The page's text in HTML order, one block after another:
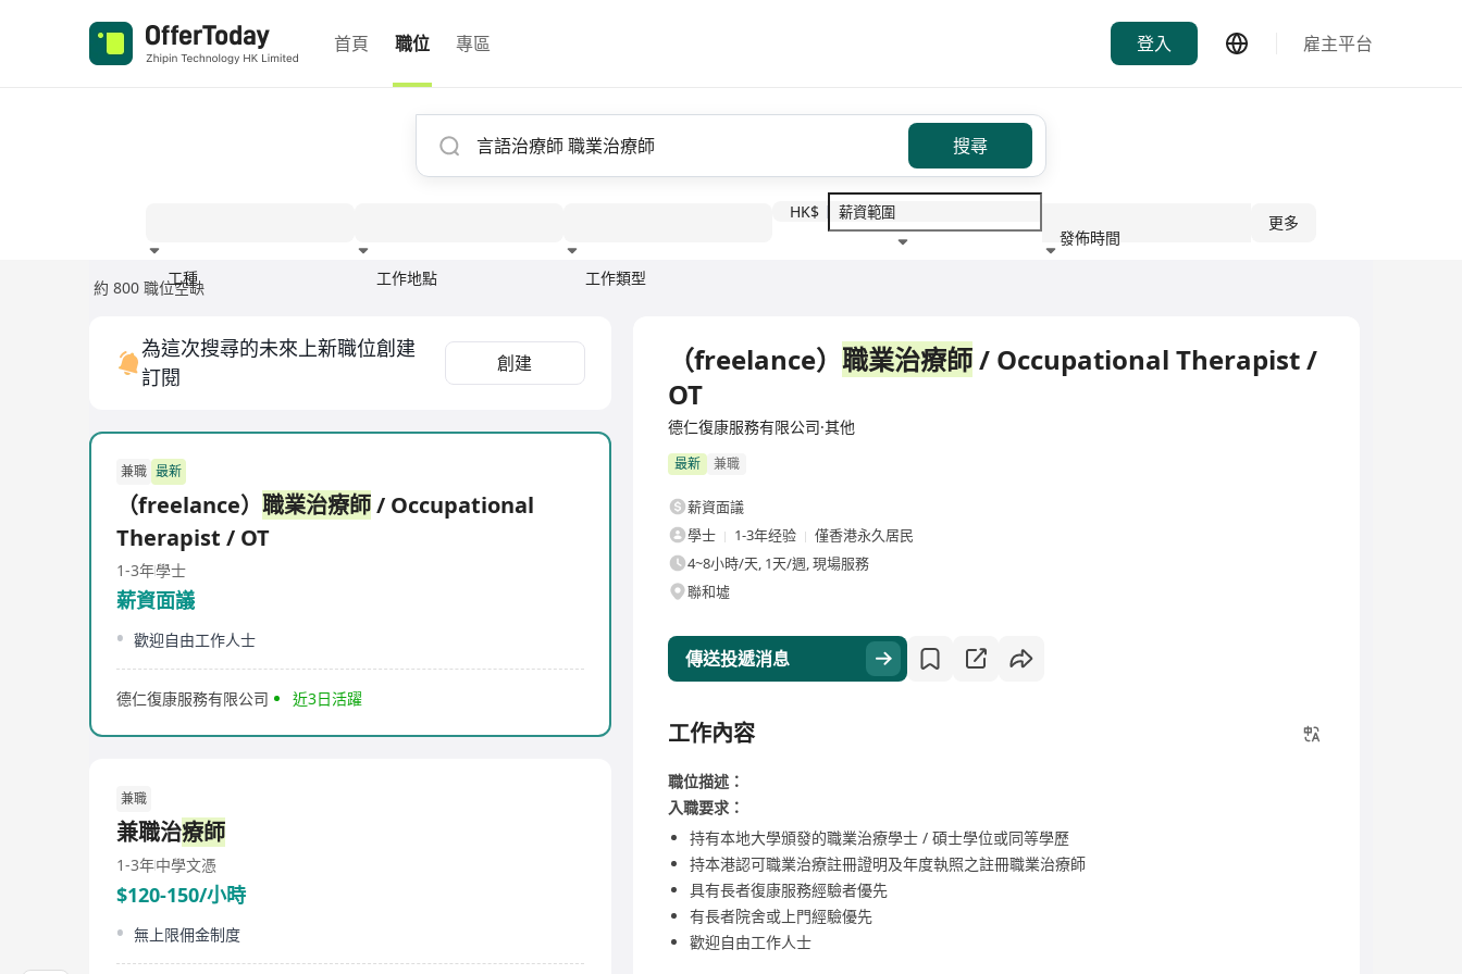
首頁 職位 專區 登入 雇主平台
搜尋
工種 工作地點 工作類型
HK$
發佈時間
更多
約 800 職位空缺
為這次搜尋的未來上新職位創建
訂閱
創建
兼職 最新
（freelance） 職業治療師/ Occupational
Therapist / OT
1-3年學士
薪資面議
歡迎自由工作人士
德仁復康服務有限公司 近3日活躍
兼職
兼職治療師
1-3年中學文憑
$120-150/小時
無上限佣金制度
（freelance） 職業治療師/ Occupational Therapist /
OT
德仁復康服務有限公司·其他
最新 兼職
薪資面議
學士
1-3年经验
僅香港永久居民
4~8小時/天, 1天/週, 現場服務
聯和墟
傳送投遞消息
工作內容
職位描述：
入職要求：
持有本地大學頒發的職業治療學士 / 碩士學位或同等學歷
持本港認可職業治療註冊證明及年度執照之註冊職業治療師
具有長者復康服務經驗者優先
有長者院舍或上門經驗優先
歡迎自由工作人士